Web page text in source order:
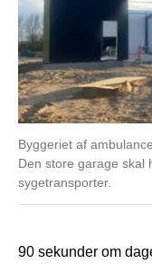
Byggeriet af
Den store garage skal
sygetransporter.
90 sekunder om